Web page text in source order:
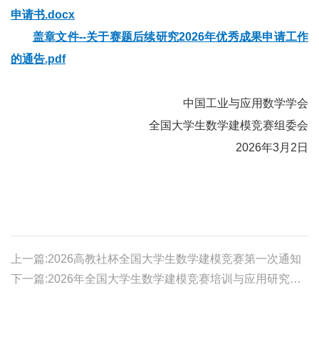
申请书.docx
盖章文件--关于赛题后续研究2026年优秀成果申请工作
的通告.pdf
中国工业与应用数学学会
全国大学生数学建模竞赛组委会
2026年3月2日
上一篇:2026高教社杯全国大学生数学建模竞赛第一次通知
下一篇:2026年全国大学生数学建模竞赛培训与应用研究研讨会第二次通知